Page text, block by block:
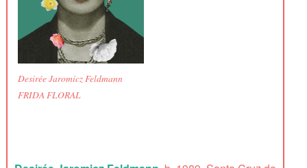
Desirée Jaromicz Feldmann
FRIDA FLORAL